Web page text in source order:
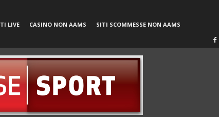
LIVE CASINO NON AAMS SITI SCOMMESSE NON AAMS